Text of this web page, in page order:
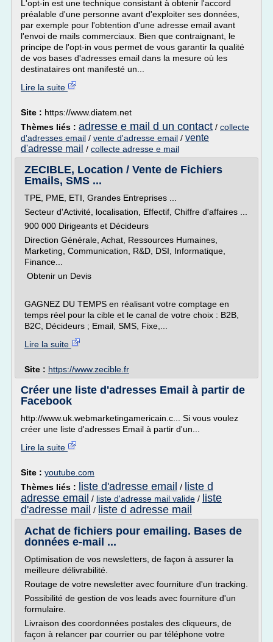
L'opt-in est une technique consistant à obtenir l'accord
préalable d'une personne avant d'exploiter ses données,
par exemple pour l'obtention d'une adresse email avant
l'envoi de mails commerciaux. Bien que contraignant, le
principe de l'opt-in vous permet de vous garantir la qualité
de vos bases d'adresses email dans la mesure où les
destinataires ont manifesté un...
Lire la suite
Site : https://www.diatem.net
Thèmes liés : adresse e mail d un contact / collecte
d'adresses email / vente d'adresse email / vente
d'adresse mail / collecte adresse e mail
ZECIBLE, Location / Vente de Fichiers
Emails, SMS ...
TPE, PME, ETI, Grandes Entreprises ...
Secteur d'Activité, localisation, Effectif, Chiffre d'affaires ...
900 000 Dirigeants et Décideurs
Direction Générale, Achat, Ressources Humaines,
Marketing, Communication, R&D, DSI, Informatique,
Finance...
Obtenir un Devis
GAGNEZ DU TEMPS en réalisant votre comptage en
temps réel pour la cible et le canal de votre choix : B2B,
B2C, Décideurs ; Email, SMS, Fixe,...
Lire la suite
Site : https://www.zecible.fr
Créer une liste d'adresses Email à partir de
Facebook
http://www.uk.webmarketingamericain.c... Si vous voulez
créer une liste d'adresses Email à partir d'un...
Lire la suite
Site : youtube.com
Thèmes liés :
liste d'adresse email / liste d
adresse email / liste d'adresse mail valide / liste
d'adresse mail / liste d adresse mail
Achat de fichiers pour emailing. Bases de
données e-mail ...
Optimisation de vos newsletters, de façon à assurer la
meilleure délivrabilité.
Routage de votre newsletter avec fourniture d'un tracking.
Possibilité de gestion de vos leads avec fourniture d'un
formulaire.
Livraison des coordonnées postales des cliqueurs, de
façon à relancer par courrier ou par téléphone votre